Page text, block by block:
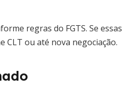
regras do FGTS. Se essas
ou até nova negociação.